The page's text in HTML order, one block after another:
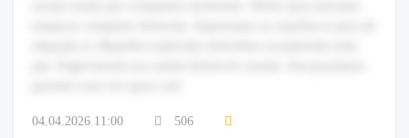
04.04.2026 11:00 506